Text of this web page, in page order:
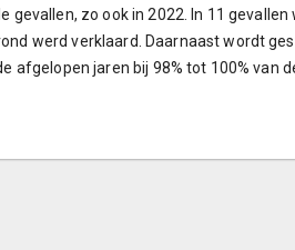
gevallen, zo ook in 2022. In 11
werd verklaard. Daarnaast wordt
jaren bij 98% tot 100% van